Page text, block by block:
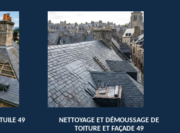
49
NETTOYAGE ET DÉMOUSSAGE DE
TOITURE ET FAÇADE 49